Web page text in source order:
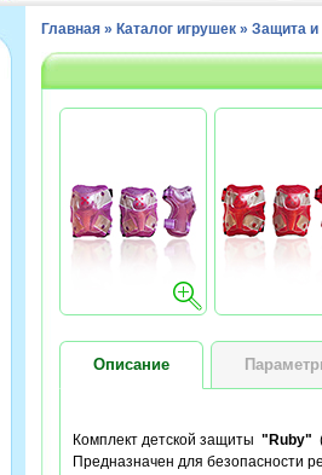
Главная » Каталог игрушек » Защита
Описание
Комплект детской защиты "Ruby"
Предназначен для безопасности